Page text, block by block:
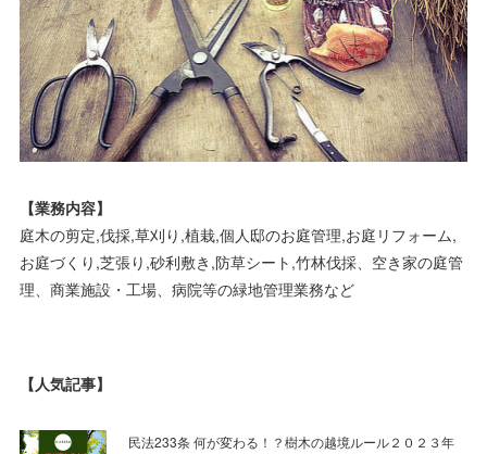
【業務内容】
庭木の剪定,伐採,草刈り,植栽,個人邸のお庭管理,お庭リフォーム,
お庭づくり,芝張り,砂利敷き,防草シート,竹林伐採、空き家の庭管
理、商業施設・工場、病院等の緑地管理業務など
【人気記事】
民法233条 何が変わる！？樹木の越境ルール２０２３年